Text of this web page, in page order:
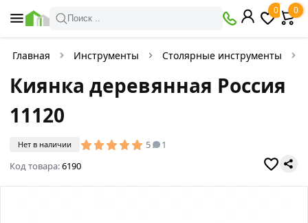
Поиск ..
0 0
Главная Инструменты Столярные инструменты
Киянка деревянная Россия
11120
Нет в наличии 5
1
Код товара:6190